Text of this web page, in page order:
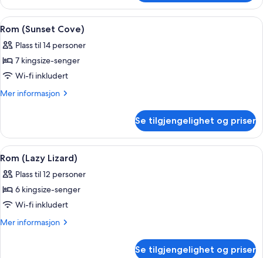
(Calabash)
Åpne
alle
bildene
av
Rom
(Sunset
1
Rom (Sunset Cove)
Plass til 14 personer
7 kingsize-senger
Wi-fi inkludert
Mer informasjon
Mer
(Sunset
Cove)
Se tilgjengelighet og priser
Åpne
alle
bildene
av
Rom
(Lazy
1
Rom (Lazy Lizard)
Plass til 12 personer
6 kingsize-senger
Wi-fi inkludert
Mer informasjon
Mer
Se tilgjengelighet og priser